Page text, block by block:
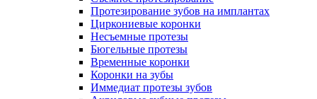
Протезирование зубов на имплантах
Циркониевые коронки
Несъемные протезы
Бюгельные протезы
Временные коронки
Коронки на зубы
Иммедиат протезы зубов